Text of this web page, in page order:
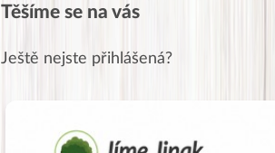
Těšíme se na vás
Ještě nejste přihlášená?